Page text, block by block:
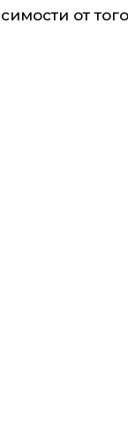
от